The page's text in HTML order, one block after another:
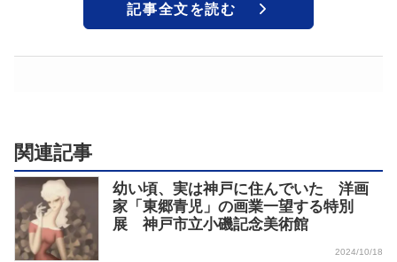
記事全文を読む
関連記事
幼い頃、実は神戸に住んでいた 洋画
家「東郷青児」の画業一望する特別
展 神戸市立小磯記念美術館
2024/10/18